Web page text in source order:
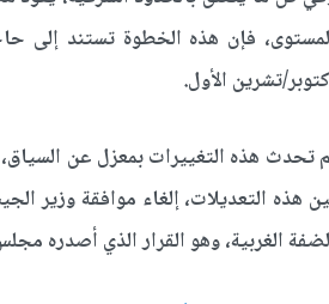
تشرين الأول.
تحدث هذه التغييرات بمعزل عن
هذه التعديلات، إلغاء موافقة وزير
الغربية، وهو القرار الذي أصدره مجلس